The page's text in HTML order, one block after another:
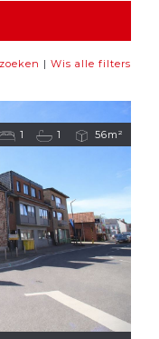
| Wis alle filters
1 1 56m²